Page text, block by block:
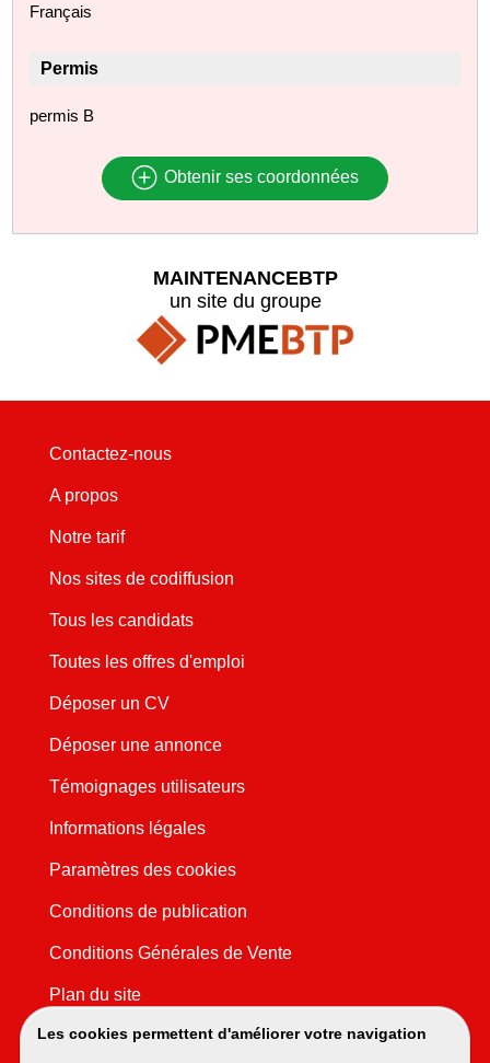
Français
Permis
permis B
Obtenir ses coordonnées
Les cookies permettent d'améliorer votre navigation
MAINTENANCEBTP
un site du groupe
Contactez-nous
A propos
Notre tarif
Nos sites de codiffusion
Tous les candidats
Toutes les offres d'emploi
Déposer un CV
Déposer une annonce
Témoignages utilisateurs
Informations légales
Paramètres des cookies
Conditions de publication
Conditions Générales de Vente
Plan du site